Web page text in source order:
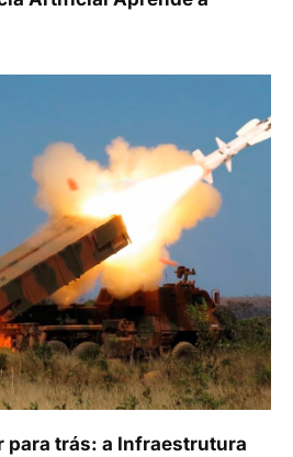
para trás: a Infraestrutura